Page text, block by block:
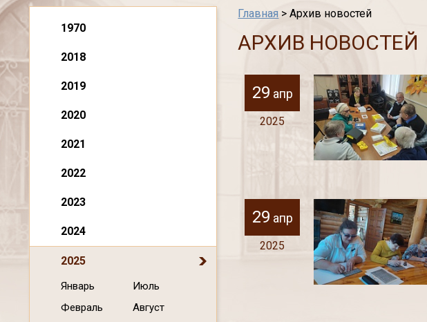
1970
2018
2019
2020
2021
2022
2023
2024
2025
Январь
Февраль
Июль
Август
Главная > Архив новостей
АРХИВ НОВОСТЕЙ
29 апр
2025
29 апр
2025